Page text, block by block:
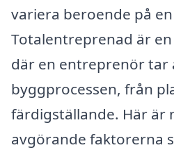
variera beroende på
Totalentreprenad är
där en entreprenör tar
byggprocessen, från
färdigställande. Här är
avgörande faktorerna